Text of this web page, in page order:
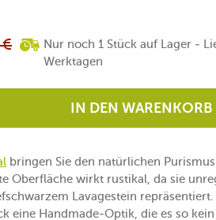
€
Nur noch 1 Stück auf Lager -
Werktagen
IN DEN WARENKORB
bringen Sie den natürlichen
Oberfläche wirkt rustikal, da sie
Lavagestein repräsentiert.
eine Handmade-Optik, die es so